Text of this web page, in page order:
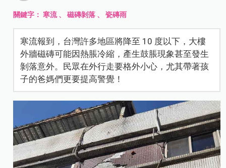
關鍵字：寒流、磁磚剝落 、瓷磚雨
寒流報到，台灣許多地區將降至 10 度以下，大樓
外牆磁磚可能因熱脹冷縮，產生鼓脹現象甚至發生
剝落意外。民眾在外行走要格外小心，尤其帶著孩
子的爸媽們更要提高警覺！